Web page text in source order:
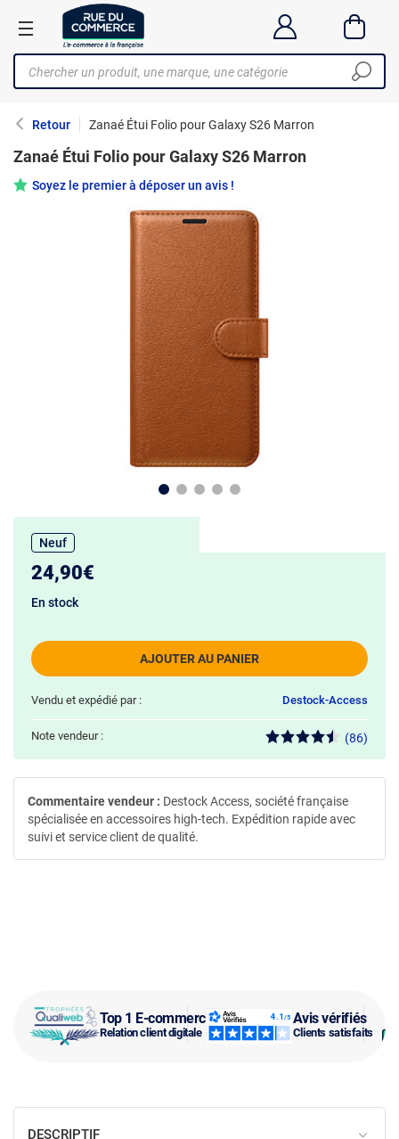
Retour Zanaé Étui Folio pour Galaxy S26 Marron
Top 1 E-commerce
Relation client digitale
Avis vérifiés
Clients satisfaits
Zanaé Étui Folio pour Galaxy S26 Marron
Soyez le premier à déposer un avis !
Neuf
24,90€
AJOUTER AU PANIER
En stock
Vendu et expédié par : Destock-Access
Note vendeur : (86)
Commentaire vendeur : Destock Access, société française
spécialisée en accessoires high-tech. Expédition rapide avec
suivi et service client de qualité.
DESCRIPTIF